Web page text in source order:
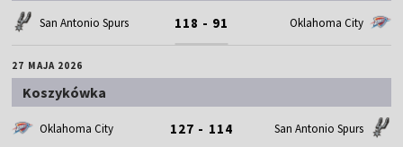
San Antonio Spurs 118 - 91 Oklahoma City
27 MAJA 2026
Koszykówka
Oklahoma City 127 - 114 San Antonio Spurs